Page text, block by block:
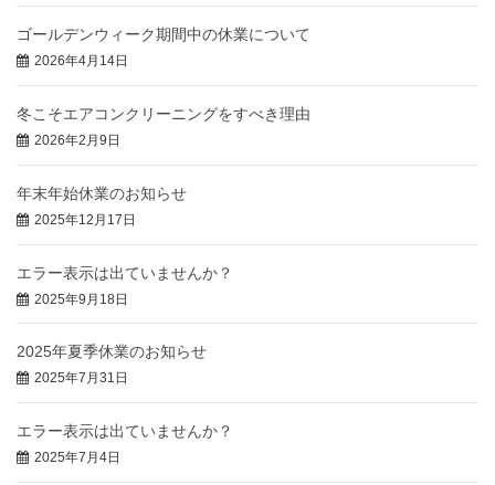
ゴールデンウィーク期間中の休業について
2026年4月14日
冬こそエアコンクリーニングをすべき理由
2026年2月9日
年末年始休業のお知らせ
2025年12月17日
エラー表示は出ていませんか？
2025年9月18日
2025年夏季休業のお知らせ
2025年7月31日
エラー表示は出ていませんか？
2025年7月4日